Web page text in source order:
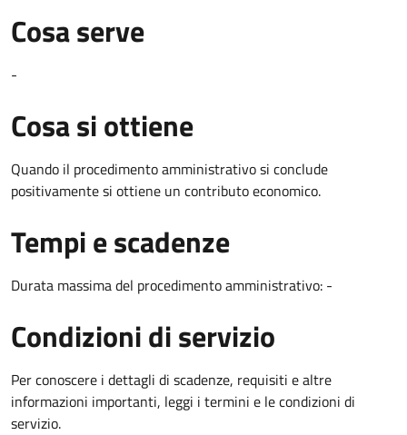
Cosa serve
-
Cosa si ottiene
Quando il procedimento amministrativo si conclude
positivamente si ottiene un contributo economico.
Tempi e scadenze
Durata massima del procedimento amministrativo: -
Condizioni di servizio
Per conoscere i dettagli di scadenze, requisiti e altre
informazioni importanti, leggi i termini e le condizioni di
servizio.